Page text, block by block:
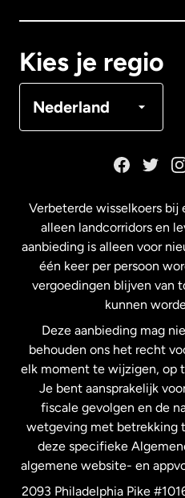
Kies je regio
Nederland
Maleisië
Nederland
Nieuw-Zeeland
Spanje
Verenigd
Verenigde
Verbeterde wisselkoers bij
alleen landcorridors en
aanbieding is alleen voor
één keer per persoon
vergoedingen blijven van
kunnen
Deze aanbieding mag
behouden ons het recht
elk moment te wijzigen, op
Je bent aansprakelijk
fiscale gevolgen en de
wetgeving met betrekking
deze specifieke
algemene website- en
2093 Philadelphia Pike